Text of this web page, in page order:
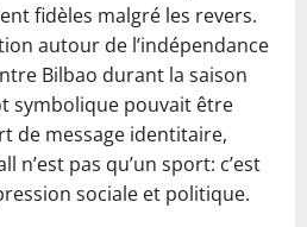
fidèles malgré les revers.
autour de l’indépendance
Bilbao durant la saison
symbolique pouvait être
de message identitaire,
n’est pas qu’un sport: c’est
sociale et politique.